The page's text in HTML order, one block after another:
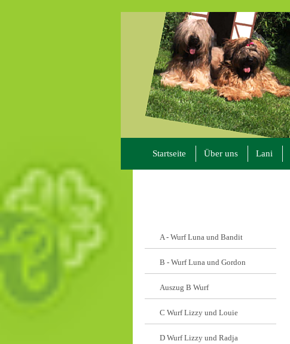
Startseite Über uns Lani
A - Wurf Luna und Bandit
B - Wurf Luna und Gordon
Auszug B Wurf
C Wurf Lizzy und Louie
D Wurf Lizzy und Radja